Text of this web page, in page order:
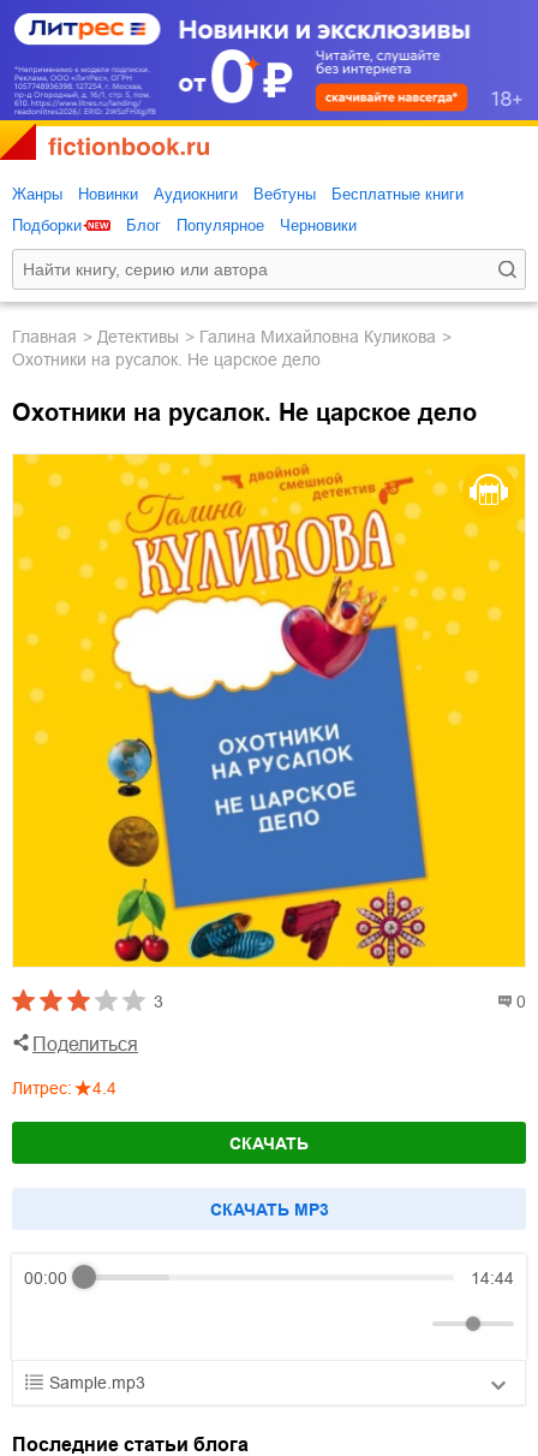
Жанры Новинки Аудиокниги Вебтуны
Бесплатные книги
Подборки
Блог Популярное Черновики
Главная детективы
Галина Михайловна Куликова
Охотники на русалок. Не царское дело
Охотники на русалок. Не царское дело
3 0
Поделиться
Литрес: 4.4
СКАЧАТЬ
CКАЧАТЬ MP3
00:00 14:44
Sample.mp3
Последние статьи блога